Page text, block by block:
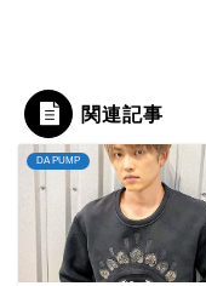
関連記事
DA PUMP